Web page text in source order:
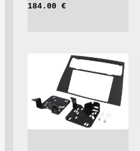
184.00 €